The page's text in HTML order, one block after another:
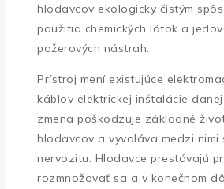
hlodavcov ekologicky čistým
použitia chemických látok a
požerových nástrah.
Prístroj mení existujúce
káblov elektrickej inštalácie
zmena poškodzuje základné
hlodavcov a vyvoláva medzi nimi
nervozitu. Hlodavce prestávajú
rozmnožovať sa a v konečnom